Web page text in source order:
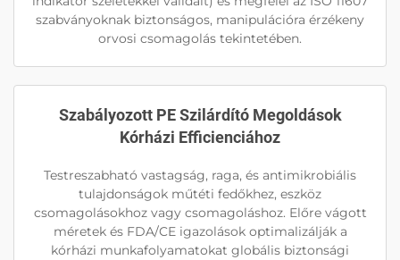
szabványoknak biztonságos, manipulációra érzékeny
orvosi csomagolás tekintetében.
Szabályozott PE Szilárdító Megoldások
Kórházi Efficienciához
Testreszabható vastagság, raga, és antimikrobiális
tulajdonságok műtéti fedőkhez, eszköz
csomagolásokhoz vagy csomagoláshoz. Előre vágott
méretek és FDA/CE igazolások optimalizálják a
kórházi munkafolyamatokat globális biztonsági